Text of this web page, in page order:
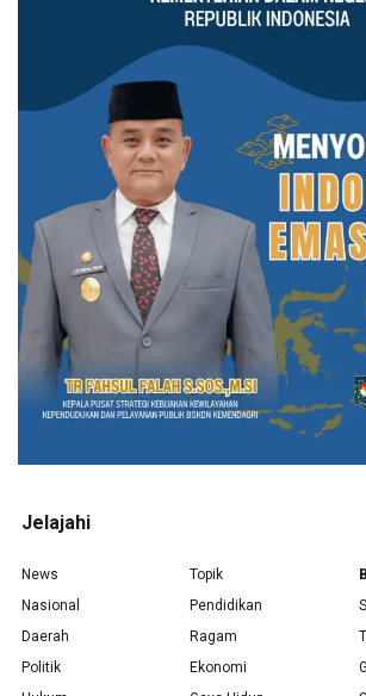
Jelajahi
News
Nasional
Daerah
Politik
Topik
Pendidikan
Ragam
Ekonomi